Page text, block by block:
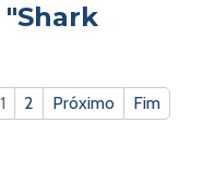
1 2 Próximo Fim